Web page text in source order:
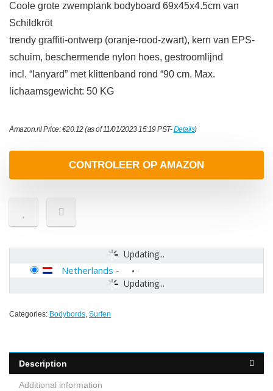
Coole grote zwemplank bodyboard 69x45x4.5cm van
Schildkröt
trendy graffiti-ontwerp (oranje-rood-zwart), kern van EPS-
schuim, beschermende nylon hoes, gestroomlijnd
incl. “lanyard” met klittenband rond “90 cm. Max.
lichaamsgewicht: 50 KG
Amazon.nl Price:€20.12(as of 11/01/2023 15:19 PST-Details)
CONTROLEER OP AMAZON
Updating...
Updating...
Netherlands -
Categories: Bodybords, Surfen
Description
Additional information